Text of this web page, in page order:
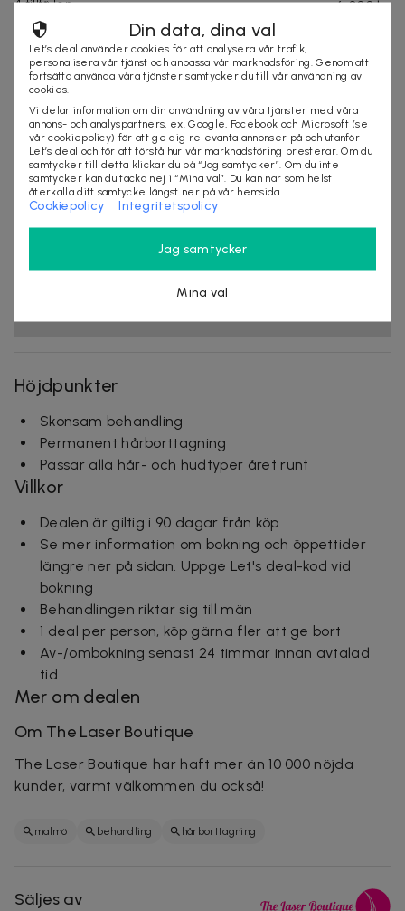
4 tillfällen 6 000 kr
DEAL AVSLUTAD
Mage
4 tillfällen
2 000 kr
6 000 kr
DEAL AVSLUTAD
8 000 kr
Höjdpunkter
Skonsam behandling
Permanent hårborttagning
Passar alla hår- och hudtyper året runt
Villkor
Dealen är giltig i 90 dagar från köp
Se mer information om bokning och öppettider
längre ner på sidan. Uppge Let's deal-kod vid
bokning
Behandlingen riktar sig till män
1 deal per person, köp gärna fler att ge bort
Av-/ombokning senast 24 timmar innan avtalad
tid
Mer om dealen
Om The Laser Boutique
The Laser Boutique har haft mer än 10 000 nöjda
kunder, varmt välkommen du också!
malmö behandling hårborttagning
Säljes av
Din data, dina val
Let’s deal använder cookies för att analysera vår trafik,
personalisera vår tjänst och anpassa vår marknadsföring. Genom att
fortsätta använda våra tjänster samtycker du till vår användning av
cookies.
Vi delar information om din användning av våra tjänster med våra
annons- och analyspartners, ex. Google, Facebook och Microsoft (se
vår cookiepolicy) för att ge dig relevanta annonser på och utanför
Let’s deal och för att förstå hur vår marknadsföring presterar. Om du
samtycker till detta klickar du på “Jag samtycker”. Om du inte
samtycker kan du tacka nej i “Mina val”. Du kan när som helst
återkalla ditt samtycke längst ner på vår hemsida.
Cookiepolicy Integritetspolicy
Jag samtycker
Mina val